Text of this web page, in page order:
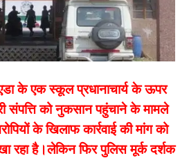
के एक स्कूल प्रधानाचार्य के ऊपर
संपत्ति को नुकसान पहुंचाने के मामले
के खिलाफ कार्रवाई की मांग को
रहा है।लेकिन फिर पुलिस मूर्क दर्शक